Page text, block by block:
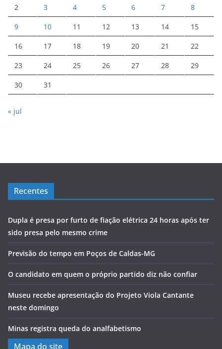
2 3 4 5 6 7 8
9 10 11 12 13 14 15
16 17 18 19 20 21 22
23 24 25 26 27 28 29
30 31
« jul
Recentes
Dupla é presa por furto de fiação elétrica 24 horas após ter
sido presa pelo mesmo crime
Previsão do tempo em Poços de Caldas-MG
O candidato em quem o próprio partido diz não confiar
Museu recebe apresentação do Projeto Viola Cantante
neste domingo
Minas registra queda do analfabetismo
Mapa do site